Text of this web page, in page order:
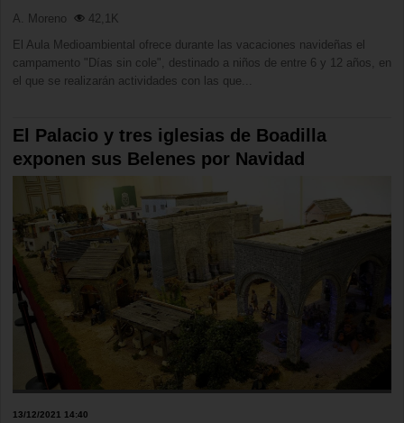
A. Moreno
42,1K
El Aula Medioambiental ofrece durante las vacaciones navideñas el
campamento "Días sin cole", destinado a niños de entre 6 y 12 años, en
el que se realizarán actividades con las que...
El Palacio y tres iglesias de Boadilla
exponen sus Belenes por Navidad
13/12/2021 14:40